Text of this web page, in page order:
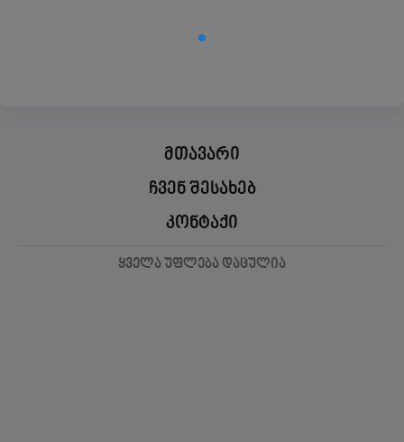
მთავარი
ჩვენ შესახებ
კონტაქი
ყველა უფლება დაცულია